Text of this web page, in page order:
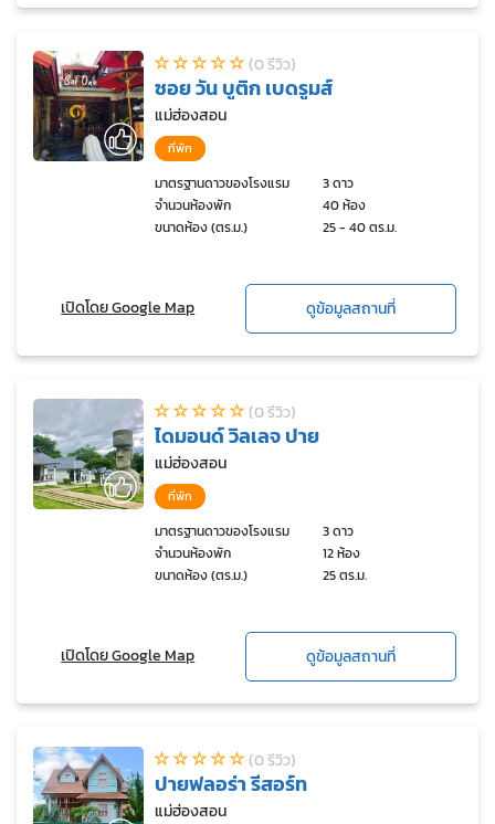
(0 รีวิว)
ซอย วัน บูติก เบดรูมส์
แม่ฮ่องสอน
ที่พัก
มาตรฐานดาวของโรงแรม
3 ดาว
จำนวนห้องพัก
40 ห้อง
ขนาดห้อง (ตร.ม.)
25 - 40 ตร.ม.
เปิดโดย Google Map ดูข้อมูลสถานที่
(0 รีวิว)
ไดมอนด์ วิลเลจ ปาย
แม่ฮ่องสอน
ที่พัก
มาตรฐานดาวของโรงแรม
3 ดาว
จำนวนห้องพัก
12 ห้อง
ขนาดห้อง (ตร.ม.)
25 ตร.ม.
เปิดโดย Google Map ดูข้อมูลสถานที่
(0 รีวิว)
ปายฟลอร่า รีสอร์ท
แม่ฮ่องสอน